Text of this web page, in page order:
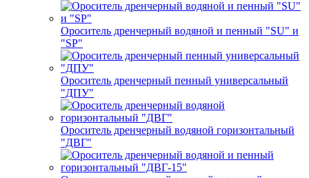
Ороситель дренчерный водяной и пенный "SU" и
"SP"
Ороситель дренчерный пенный универсальный
"ДПУ"
Ороситель дренчерный водяной горизонтальный
"ДВГ"